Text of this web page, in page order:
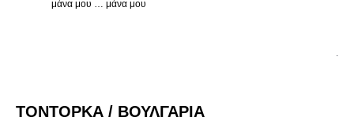
μάνα μου … μάνα μου
.
ΤΟΝΤΟΡΚΑ / ΒΟΥΛΓΑΡΙΑ